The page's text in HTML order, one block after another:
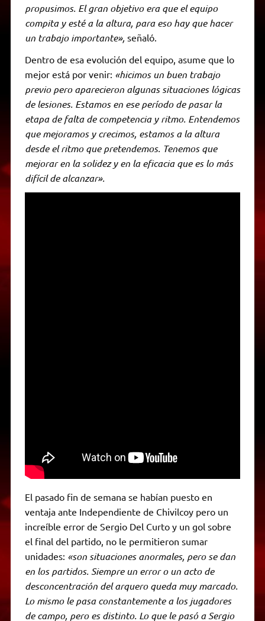
propusimos. El gran objetivo era que el equipo
compita y esté a la altura, para eso hay que hacer
un trabajo importante», señaló.
Dentro de esa evolución del equipo, asume que lo
mejor está por venir: «hicimos un buen trabajo
previo pero aparecieron algunas situaciones lógicas
de lesiones. Estamos en ese período de pasar la
etapa de falta de competencia y ritmo. Entendemos
que mejoramos y crecimos, estamos a la altura
desde el ritmo que pretendemos. Tenemos que
mejorar en la solidez y en la eficacia que es lo más
difícil de alcanzar».
El pasado fin de semana se habían puesto en
ventaja ante Independiente de Chivilcoy pero un
increíble error de Sergio Del Curto y un gol sobre
el final del partido, no le permitieron sumar
unidades: «son situaciones anormales, pero se dan
en los partidos. Siempre un error o un acto de
desconcentración del arquero queda muy marcado.
Lo mismo le pasa constantemente a los jugadores
de campo, pero es distinto. Lo que le pasó a Sergio